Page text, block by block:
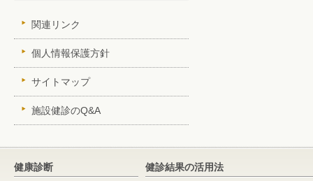
関連リンク
個人情報保護方針
サイトマップ
施設健診のQ&A
健康診断 健診結果の活用法